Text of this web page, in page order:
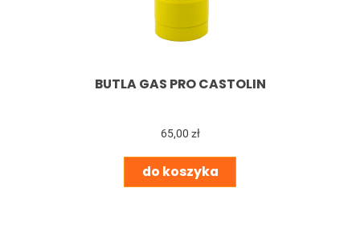
BUTLA GAS PRO CASTOLIN
65,00 zł
do koszyka